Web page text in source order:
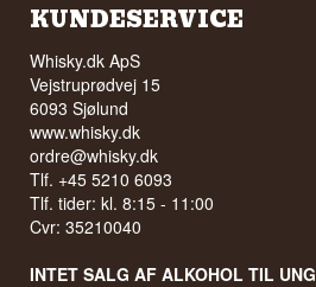
KUNDESERVICE
Whisky.dk ApS
Vejstruprødvej 15
6093 Sjølund
www.whisky.dk
ordre@whisky.dk
Tlf. +45 5210 6093
Tlf. tider: kl. 8:15 - 11:00
Cvr: 35210040
INTET SALG AF ALKOHOL TIL